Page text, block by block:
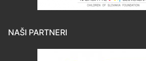
NAŠI PARTNERI